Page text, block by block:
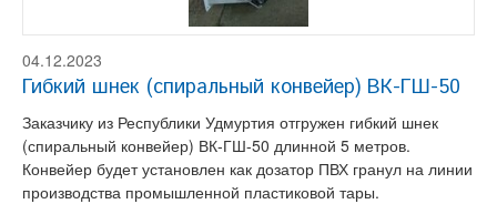
04.12.2023
Гибкий шнек (спиральный конвейер) ВК-ГШ-50
Заказчику из Республики Удмуртия отгружен гибкий шнек
(спиральный конвейер) ВК-ГШ-50 длинной 5 метров.
Конвейер будет установлен как дозатор ПВХ гранул на линии
производства промышленной пластиковой тары.